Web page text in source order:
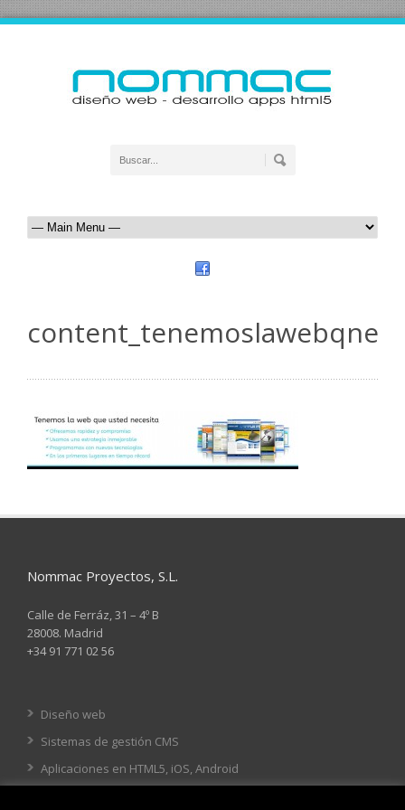
Nommac Proyectos, S.L.
Calle de Ferráz, 31 – 4º B
28008. Madrid
+34 91 771 02 56
Diseño web
Sistemas de gestión CMS
Aplicaciones en HTML5, iOS, Android